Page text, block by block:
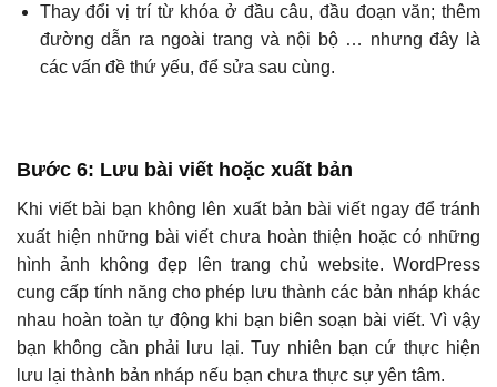
Thay đổi vị trí từ khóa ở đầu câu, đầu đoạn văn; thêm
đường dẫn ra ngoài trang và nội bộ … nhưng đây là
các vấn đề thứ yếu, để sửa sau cùng.
Bước 6: Lưu bài viết hoặc xuất bản
Khi viết bài bạn không lên xuất bản bài viết ngay để tránh
xuất hiện những bài viết chưa hoàn thiện hoặc có những
hình ảnh không đẹp lên trang chủ website. WordPress
cung cấp tính năng cho phép lưu thành các bản nháp khác
nhau hoàn toàn tự động khi bạn biên soạn bài viết. Vì vậy
bạn không cần phải lưu lại. Tuy nhiên bạn cứ thực hiện
lưu lại thành bản nháp nếu bạn chưa thực sự yên tâm.